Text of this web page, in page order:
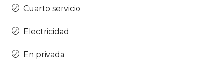
Cuarto servicio
Electricidad
En privada